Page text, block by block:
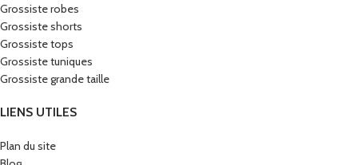
Grossiste robes
Grossiste shorts
Grossiste tops
Grossiste tuniques
Grossiste grande taille
LIENS UTILES
Plan du site